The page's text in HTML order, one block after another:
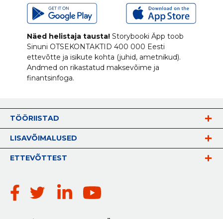
Näed helistaja tausta! Storybooki Äpp toob
Sinuni OTSEKONTAKTID 400 000 Eesti
ettevõtte ja isikute kohta (juhid, ametnikud).
Andmed on rikastatud maksevõime ja
finantsinfoga.
TÖÖRIISTAD
LISAVÕIMALUSED
ETTEVÕTTEST